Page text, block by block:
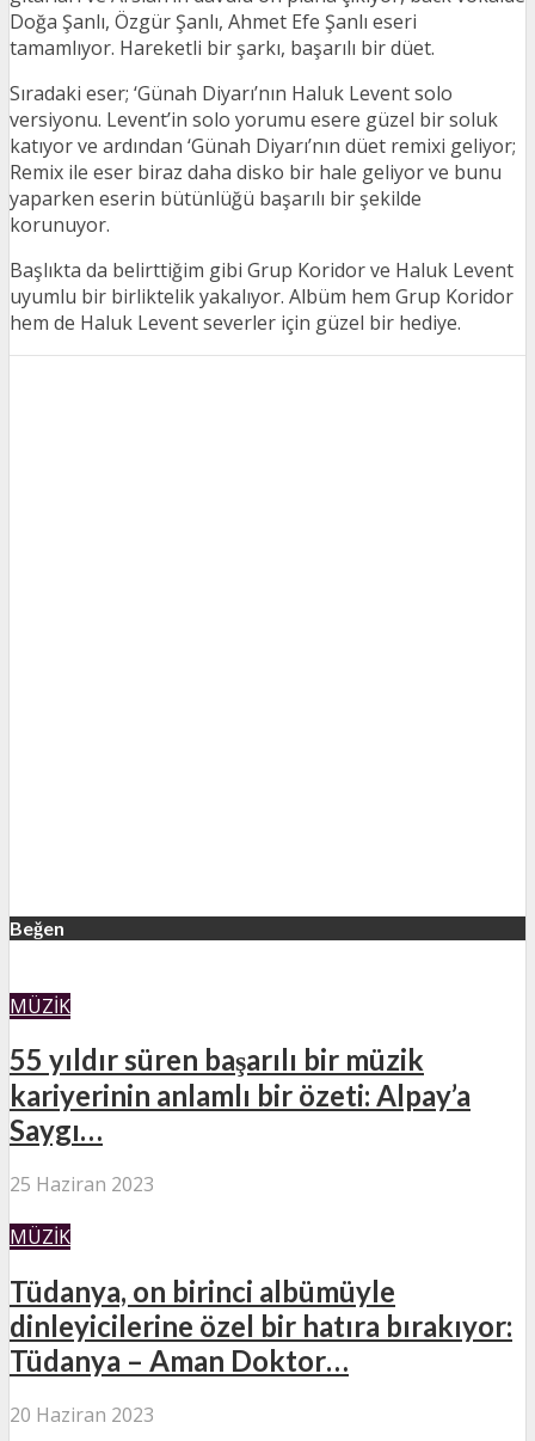
Doğa Şanlı, Özgür Şanlı, Ahmet Efe Şanlı eseri
tamamlıyor. Hareketli bir şarkı, başarılı bir düet.
Sıradaki eser; ‘Günah Diyarı’nın Haluk Levent solo
versiyonu. Levent’in solo yorumu esere güzel bir soluk
katıyor ve ardından ‘Günah Diyarı’nın düet remixi geliyor;
Remix ile eser biraz daha disko bir hale geliyor ve bunu
yaparken eserin bütünlüğü başarılı bir şekilde
korunuyor.
Başlıkta da belirttiğim gibi Grup Koridor ve Haluk Levent
uyumlu bir birliktelik yakalıyor. Albüm hem Grup Koridor
hem de Haluk Levent severler için güzel bir hediye.
Beğen
MÜZIK
55 yıldır süren başarılı bir müzik
kariyerinin anlamlı bir özeti: Alpay’a
Saygı…
25 Haziran 2023
MÜZIK
Tüdanya, on birinci albümüyle
dinleyicilerine özel bir hatıra bırakıyor:
Tüdanya – Aman Doktor…
20 Haziran 2023